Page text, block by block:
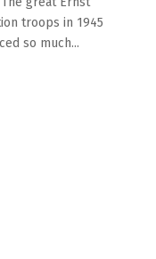
troops in 1945
so much...